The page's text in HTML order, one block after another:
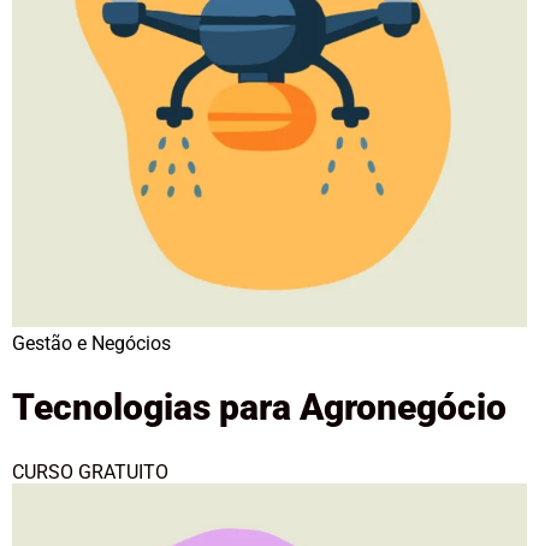
Gestão e Negócios
Tecnologias para Agronegócio
CURSO GRATUITO